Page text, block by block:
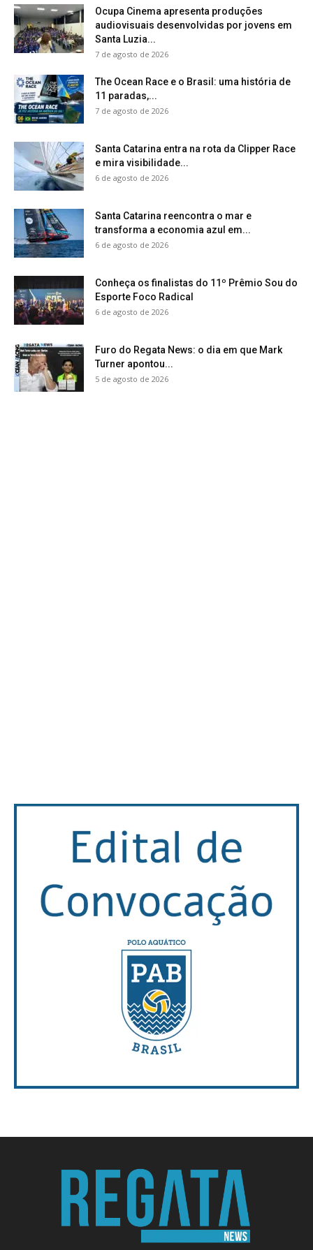
Ocupa Cinema apresenta produções
audiovisuais desenvolvidas por jovens em
Santa Luzia...
7 de agosto de 2026
The Ocean Race e o Brasil: uma história de
11 paradas,...
7 de agosto de 2026
Santa Catarina entra na rota da Clipper Race
e mira visibilidade...
6 de agosto de 2026
Santa Catarina reencontra o mar e
transforma a economia azul em...
6 de agosto de 2026
Conheça os finalistas do 11º Prêmio Sou do
Esporte Foco Radical
6 de agosto de 2026
Furo do Regata News: o dia em que Mark
Turner apontou...
5 de agosto de 2026